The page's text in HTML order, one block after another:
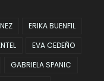
ERIKA BUENFIL
EVA CEDEÑO
GABRIELA SPANIC